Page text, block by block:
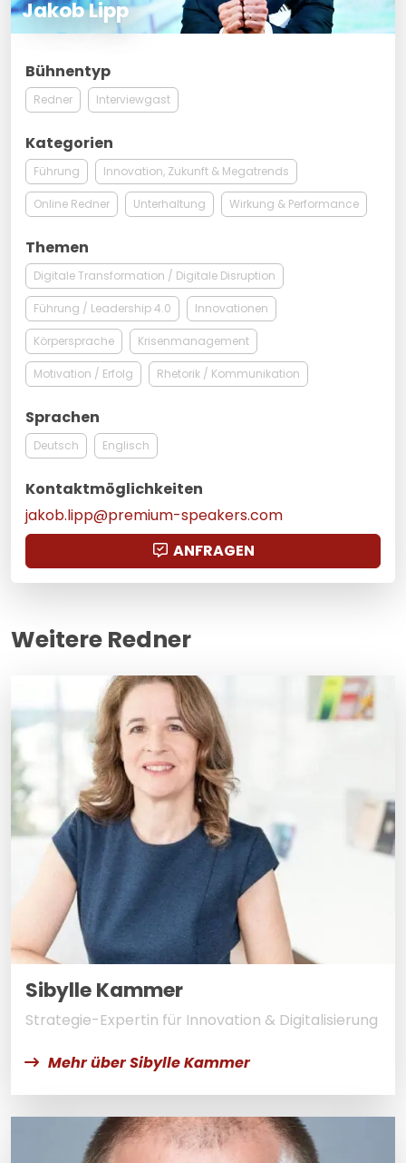
Jakob Lipp
Bühnentyp
Redner Interviewgast
Kategorien
Führung Innovation, Zukunft & Megatrends
Online Redner Unterhaltung Wirkung & Performance
Themen
Digitale Transformation / Digitale Disruption
Führung / Leadership 4.0 Innovationen
Körpersprache Krisenmanagement
Motivation / Erfolg Rhetorik / Kommunikation
Sprachen
Deutsch Englisch
Kontaktmöglichkeiten
jakob.lipp@premium-speakers.com
ANFRAGEN
Weitere Redner
Sibylle Kammer
Strategie-Expertin für Innovation & Digitalisierung
Mehr über Sibylle Kammer